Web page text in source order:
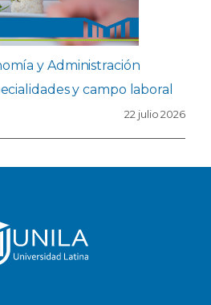
y Administración
y campo laboral
22 julio 2026